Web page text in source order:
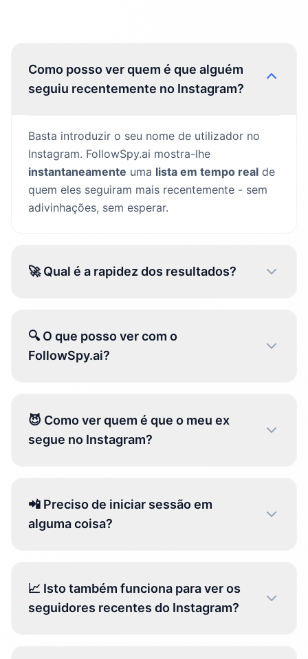
Como posso ver quem é que alguém
seguiu recentemente no Instagram?
Basta introduzir o seu nome de utilizador no
Instagram. FollowSpy.ai mostra-lhe
instantaneamente uma lista em tempo real de
quem eles seguiram mais recentemente - sem
adivinhações, sem esperar.
🚀 Qual é a rapidez dos resultados?
🔍 O que posso ver com o
FollowSpy.ai?
😈 Como ver quem é que o meu ex
segue no Instagram?
📲 Preciso de iniciar sessão em
alguma coisa?
📈 Isto também funciona para ver os
seguidores recentes do Instagram?